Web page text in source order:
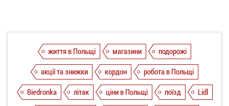
життя в Польщі магазини
подорожі
акції та знижки
кордон
робота в Польщі
Biedronka
літак ціни в Польщі поїзд
Lidl